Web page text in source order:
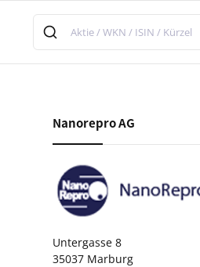
Nanorepro AG
Untergasse 8
35037 Marburg